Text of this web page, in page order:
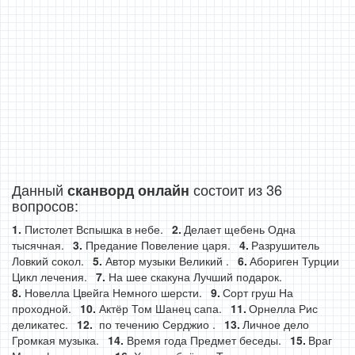
Данный сканворд онлайн состоит из 36
вопросов:
Пистолет Вспышка в небе.
Делает щебень Одна
тысячная.
Предание Повеление царя.
Разрушитель
Ловкий сокол.
Автор музыки Великий .
Абориген Турции
Цикл лечения.
На шее скакуна Лучший подарок.
Новелла Цвейга Немного шерсти.
Сорт груш На
проходной.
Актёр Том Шанец сапа.
Орнелла Рис
деликатес.
по течению Серджио .
Личное дело
Громкая музыка.
Время года Предмет беседы.
Враг